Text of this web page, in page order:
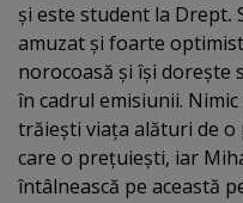
şi este student la Drept.
amuzat şi foarte
norocoasă şi îşi doreşte
în cadrul emisiunii.
trăieşti viaţa alături de o
care o preţuieşti, iar
întâlnească pe această